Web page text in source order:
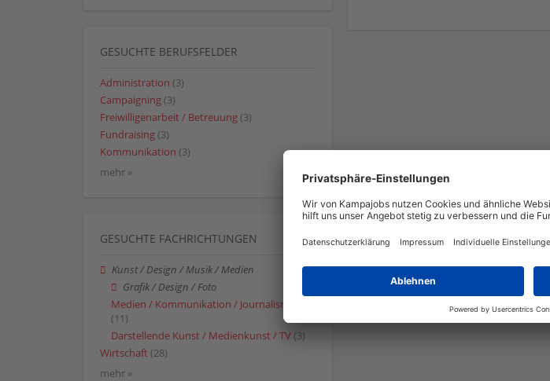
GESUCHTE BERUFSFELDER
Administration (3)
Campaigning (3)
Freiwilligenarbeit / Betreuung (3)
Fundraising (3)
Kommunikation (3)
mehr »
GESUCHTE FACHRICHTUNGEN
Kunst / Design / Musik / Medien
Grafik / Design / Foto
Medien / Kommunikation / Journalismus
(11)
Darstellende Kunst / Medienkunst / TV (3)
Wirtschaft (28)
mehr »